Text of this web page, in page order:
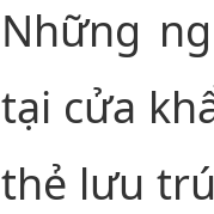
Những
tại cửa
thẻ lưu